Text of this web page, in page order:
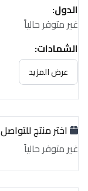
الدول:
غير متوفر حالياً
الشهادات:
غير متوفر حالياً
عرض المزيد
اختر منتج للتواصل
غير متوفر حالياً